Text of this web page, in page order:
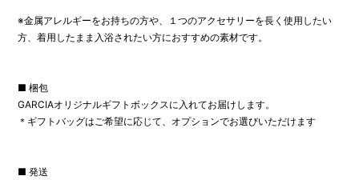
※金属アレルギーをお持ちの方や、１つのアクセサリーを長く使用したい
方、着用したまま入浴されたい方におすすめの素材です。
■ 梱包
GARCIAオリジナルギフトボックスに入れてお届けします。
＊ギフトバッグはご希望に応じて、オプションでお選びいただけます
■ 発送